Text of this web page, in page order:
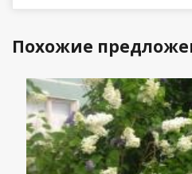
Похожие